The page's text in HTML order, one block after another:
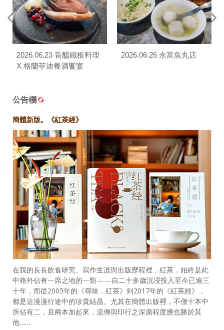
2026.06.23 旨醞鐵板料理
X 格蘭菲迪餐酒饗宴
2026.06.26 永富魚丸店
公告欄
簡體新版。《紅茶經》
在我的長長飲食研究、寫作生涯與出版歷程裡，紅茶，始終是此
中格外佔有一席之地的一類——自二十多歲沉浸投入至今已逾三
十年，而從2005年的《尋味．紅茶》到2017年的《紅茶經》，
都是這漫漫行途中的珍貴結晶。尤其在簡體出版裡，不僅十本中
所佔有二，且兩本加起來，流傳與印行之深廣程度應也勝於其
他……